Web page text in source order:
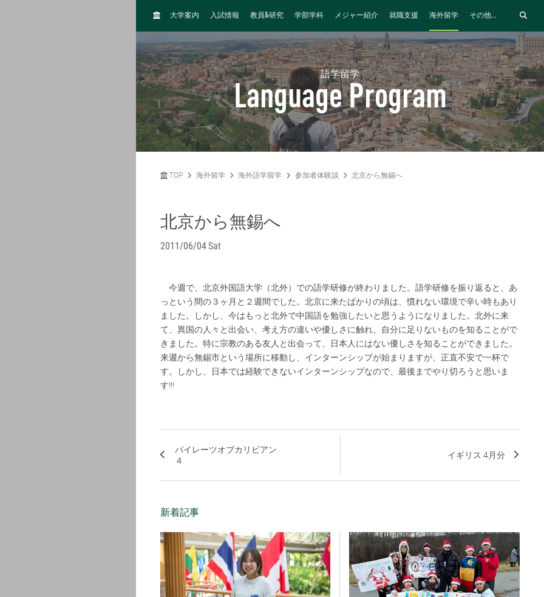
H
E
大学案内 入試情報 教員&研究 学部学科 メジャー紹介 就職支援 海外留学 その他...
語学留学
Language Program
TOP 海外留学 海外語学留学 参加者体験談 北京から無錫へ
北京から無錫へ
2011/06/04 Sat
今週で、北京外国語大学（北外）での語学研修が終わりました。語学研修を振り返ると、あ
っという間の３ヶ月と２週間でした。北京に来たばかりの頃は、慣れない環境で辛い時もあり
ました。しかし、今はもっと北外で中国語を勉強したいと思うようになりました。北外に来
て、異国の人々と出会い、考え方の違いや優しさに触れ、自分に足りないものを知ることがで
きました。特に宗教のある友人と出会って、日本人にはない優しさを知ることができました。
来週から無錫市という場所に移動し、インターンシップが始まりますが、正直不安で一杯で
す。しかし、日本では経験できないインターンシップなので、最後までやり切ろうと思いま
す!!!
パイレーツオブカリビアン
４
イギリス 4月分
新着記事